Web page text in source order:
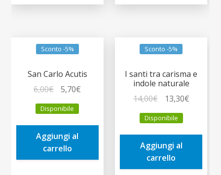
Sconto -5%
San Carlo Acutis
6,00€
prezzo
originale
era:
6,00€.
5,70€
è:
Disponibile
Aggiungi al
carrello
Sconto -5%
I santi tra carisma e
indole naturale
14,00€
prezzo
originale
era:
14,00€.
13,30€Il
è:
Disponibile
Aggiungi al
carrello